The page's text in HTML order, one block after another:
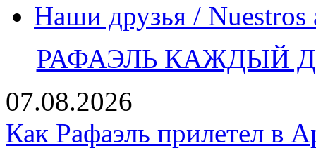
Наши друзья / Nuestros
РАФАЭЛЬ КАЖДЫЙ
07.08.2026
Как Рафаэль прилетел в